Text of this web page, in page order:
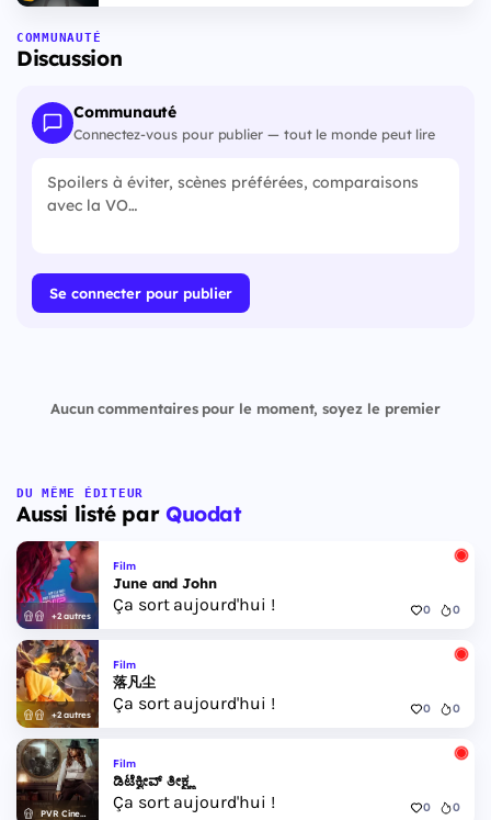
COMMUNAUTÉ
Discussion
Communauté
Connectez-vous pour publier — tout le monde peut lire
Se connecter pour publier
Aucun commentaires pour le moment, soyez le premier
DU MÊME ÉDITEUR
Aussi listé par Quodat
+2 autres
Film
June and John
Ça sort aujourd'hui ! 0 0
+2 autres
Film
落凡尘
Ça sort aujourd'hui ! 0 0
PVR Cinemas
Film
ಡಿಟೆಕ್ವೀವ್ ತೀಕ್ಷ್ಣ
Ça sort aujourd'hui ! 0 0